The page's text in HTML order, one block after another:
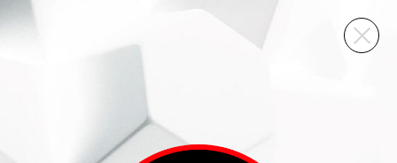
ВИННЫЙ СКЛАД